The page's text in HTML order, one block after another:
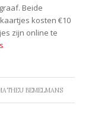
Beide
kosten €10
zijn online te
BEMELMANS